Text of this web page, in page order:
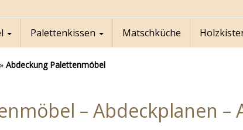
Palettenkissen Matschküche
» Abdeckung Palettenmöbel
– Abdeckplanen –